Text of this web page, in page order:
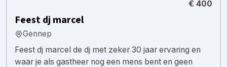
€ 400
Feest dj marcel
Gennep
Feest dj marcel de dj met zeker 30 jaar ervaring en
waar je als gastheer nog een mens bent en geen